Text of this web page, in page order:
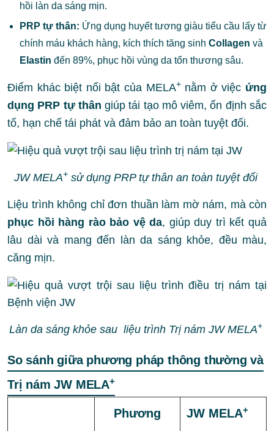
hồi làn da sáng mịn.
PRP tự thân: Ứng dụng huyết tương giàu tiểu cầu lấy từ
chính máu khách hàng, kích thích tăng sinh Collagen và
Elastin đến 89%, phục hồi vùng da tổn thương sâu.
Điểm khác biệt nổi bật của MELA+nằm ở việc ứng
dụng PRP tự thân giúp tái tạo mô viêm, ổn định sắc
tố, hạn chế tái phát và đảm bảo an toàn tuyệt đối.
JW MELA+sử dụng PRP tự thân an toàn tuyệt đối
Liệu trình không chỉ đơn thuần làm mờ nám, mà còn
phục hồi hàng rào bảo vệ da, giúp duy trì kết quả
lâu dài và mang đến làn da sáng khỏe, đều màu,
căng mịn.
Làn da sáng khỏe sau liệu trình Trị nám JW MELA+
So sánh giữa phương pháp thông thường và
Trị nám JW MELA+
Phương JW MELA+